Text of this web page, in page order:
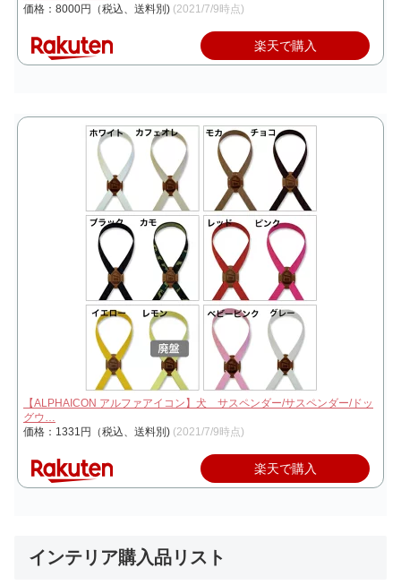
価格：8000円（税込、送料別) (2021/7/9時点)
楽天で購入
【ALPHAICON アルファアイコン】犬 サスペンダー/サスペンダー/ドッ
グウ…
価格：1331円（税込、送料別) (2021/7/9時点)
楽天で購入
インテリア購入品リスト